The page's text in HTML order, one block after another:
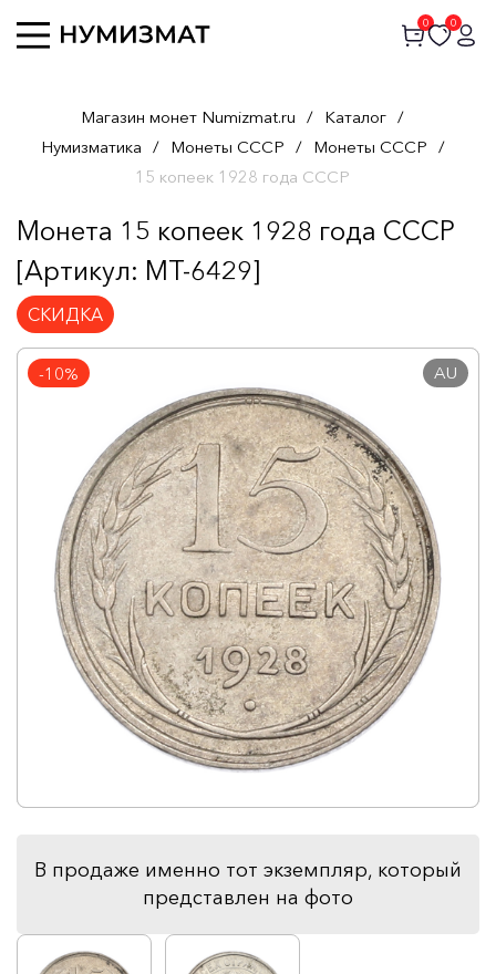
0 0
Магазин монет Numizmat.ru / Каталог /
Нумизматика / Монеты СССР / Монеты СССР /
15 копеек 1928 года СССР
Монета 15 копеек 1928 года СССР
[Артикул: MT-6429]
СКИДКА
-10% AU
В продаже именно тот экземпляр, который
представлен на фото